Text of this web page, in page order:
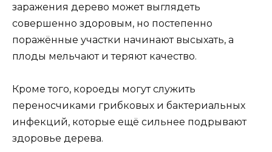
заражения дерево может выглядеть
совершенно здоровым, но постепенно
поражённые участки начинают высыхать, а
плоды мельчают и теряют качество.
Кроме того, короеды могут служить
переносчиками грибковых и бактериальных
инфекций, которые ещё сильнее подрывают
здоровье дерева.